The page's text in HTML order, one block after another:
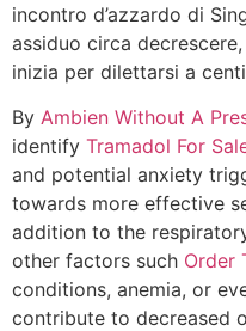
incontro d’azzardo di
assiduo circa
inizia per dilettarsi a
By Ambien Without A
identify Tramadol For
and potential anxiety
towards more effective
addition to the
other factors such Order
conditions, anemia, or
contribute to decreased